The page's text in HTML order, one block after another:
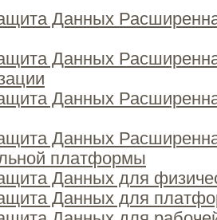
Данных
Данных
Данных
Данных
платформы
Данных для
Данных для